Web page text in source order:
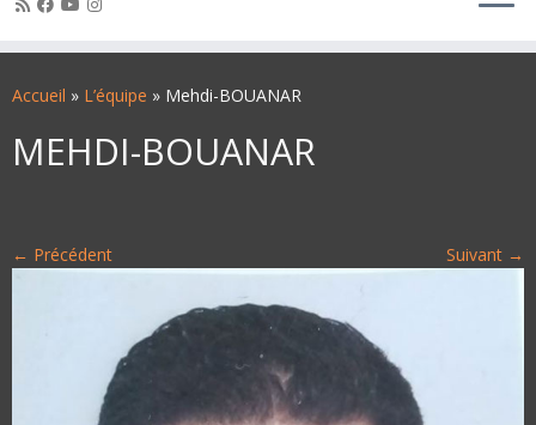
auAccueil » L’équipe » Mehdi-BOUANAR
MEHDI-BOUANAR
← Précédent Suivant →